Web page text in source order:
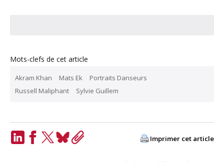
Mots-clefs de cet article
Akram Khan Mats Ek
Portraits Danseurs
Russell Maliphant
Sylvie Guillem
Imprimer cet article